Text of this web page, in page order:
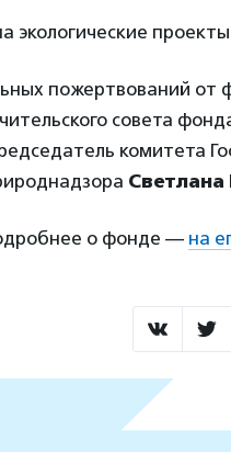
экологические
пожертвований от
совета
комитета
Светлана
о фонде — на